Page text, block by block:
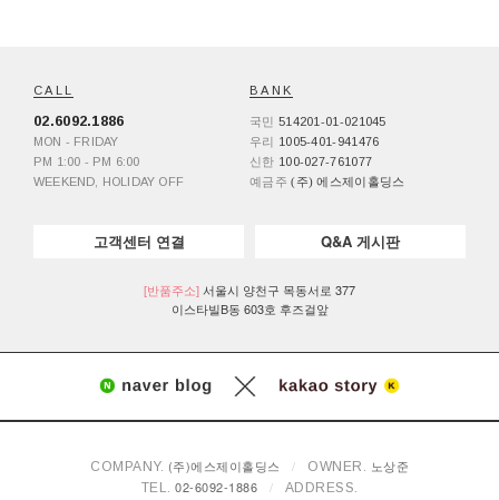
CALL
02.6092.1886
MON - FRIDAY
PM 1:00 - PM 6:00
WEEKEND, HOLIDAY OFF
BANK
국민 514201-01-021045
우리 1005-401-941476
신한 100-027-761077
예금주 (주) 에스제이홀딩스
고객센터 연결 Q&A 게시판
[반품주소] 서울시 양천구 목동서로 377
이스타빌B동 603호 후즈걸앞
COMPANY. (주)에스제이홀딩스 / OWNER. 노상준
TEL. 02-6092-1886 / ADDRESS.